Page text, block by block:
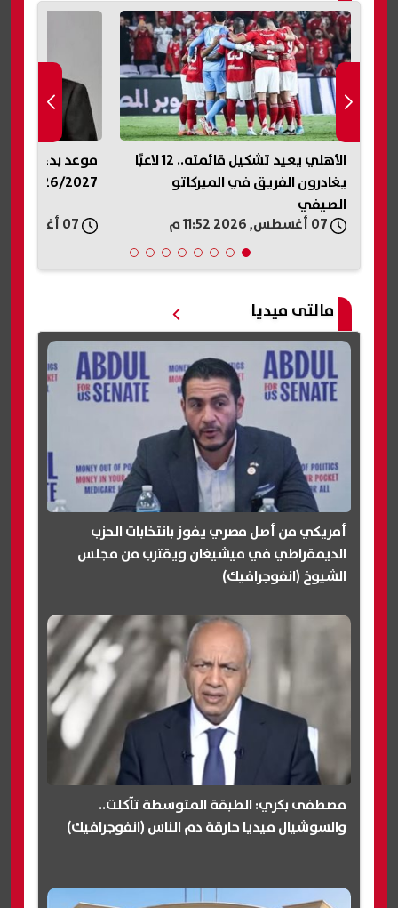
موعد بدء العام الدراسى الجديد
2026/2027.. الخريطة الزمنية
خطوات إضافة
مالتى ميديا
أمريكي من أصل مصري يفوز بانتخابات الحزب
الديمقراطي في ميشيغان ويقترب من مجلس
الشيوخ (انفوجرافيك)
مصطفى بكري: الطبقة المتوسطة تآكلت..
والسوشيال ميديا حارقة دم الناس (انفوجرافيك)